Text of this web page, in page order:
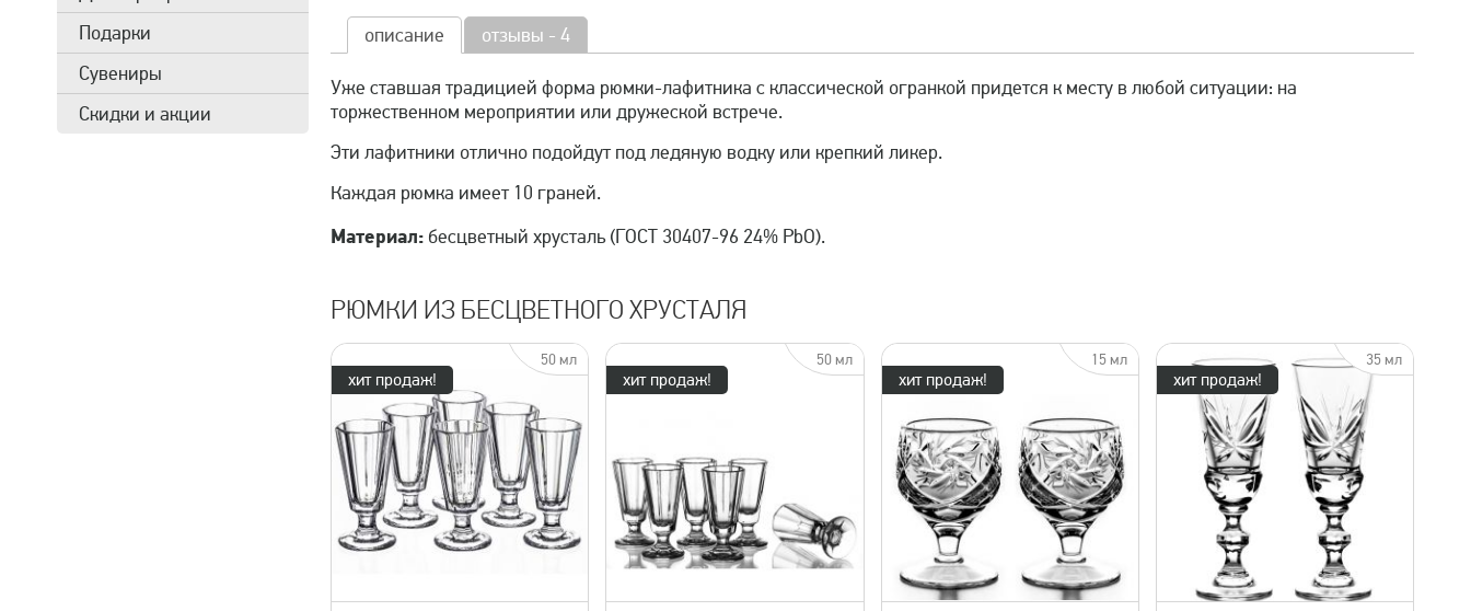
Подарки
Сувениры
Скидки и акции
описание отзывы - 4
Уже ставшая традицией форма рюмки-лафитника с классической огранкой придется к месту в любой ситуации: на
торжественном мероприятии или дружеской встрече.
Эти лафитники отлично подойдут под ледяную водку или крепкий ликер.
Каждая рюмка имеет 10 граней.
Материал: бесцветный хрусталь (ГОСТ 30407-96 24% PbO).
РЮМКИ ИЗ БЕСЦВЕТНОГО ХРУСТАЛЯ
хит продаж!
50 мл
хит продаж!
50 мл
хит продаж!
15 мл
хит продаж!
35 мл
быстрый просмотр